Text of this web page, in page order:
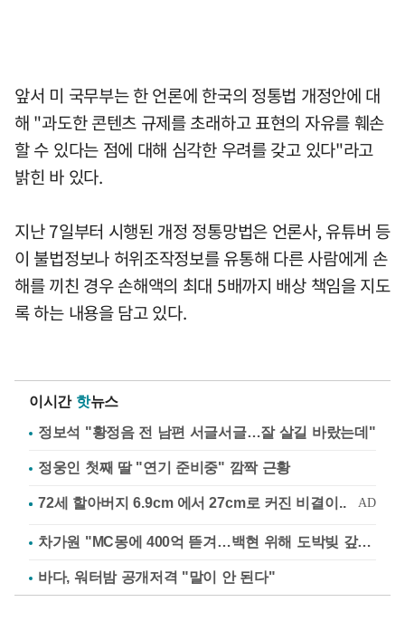
앞서 미 국무부는 한 언론에 한국의 정통법 개정안에 대
해 "과도한 콘텐츠 규제를 초래하고 표현의 자유를 훼손
할 수 있다는 점에 대해 심각한 우려를 갖고 있다"라고
밝힌 바 있다.
지난 7일부터 시행된 개정 정통망법은 언론사, 유튜버 등
이 불법정보나 허위조작정보를 유통해 다른 사람에게 손
해를 끼친 경우 손해액의 최대 5배까지 배상 책임을 지도
록 하는 내용을 담고 있다.
이시간 핫뉴스
정보석 "황정음 전 남편 서글서글…잘 살길 바랐는데"
정웅인 첫째 딸 "연기 준비중" 깜짝 근황
차가원 "MC몽에 400억 뜯겨…백현 위해 도박빚 갚아줘"
바다, 워터밤 공개저격 "말이 안 된다"